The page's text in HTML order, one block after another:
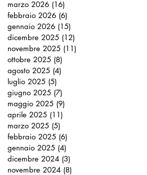
marzo 2026 (16)
febbraio 2026 (6)
gennaio 2026 (15)
dicembre 2025 (12)
novembre 2025 (11)
ottobre 2025 (8)
agosto 2025 (4)
luglio 2025 (5)
giugno 2025 (7)
maggio 2025 (9)
aprile 2025 (11)
marzo 2025 (5)
febbraio 2025 (6)
gennaio 2025 (4)
dicembre 2024 (3)
novembre 2024 (8)